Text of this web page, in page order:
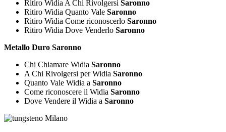
Ritiro Widia A Chi Rivolgersi Saronno
Ritiro Widia Quanto Vale Saronno
Ritiro Widia Come riconoscerlo Saronno
Ritiro Widia Dove Venderlo Saronno
Metallo Duro Saronno
Chi Chiamare Widia Saronno
A Chi Rivolgersi per Widia Saronno
Quanto Vale Widia a Saronno
Come riconoscere il Widia Saronno
Dove Vendere il Widia a Saronno